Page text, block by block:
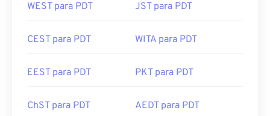
WEST para PDT JST para PDT
CEST para PDT WITA para PDT
EEST para PDT PKT para PDT
ChST para PDT AEDT para PDT